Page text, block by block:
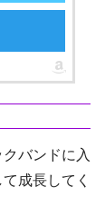
バンドに入
成長してく